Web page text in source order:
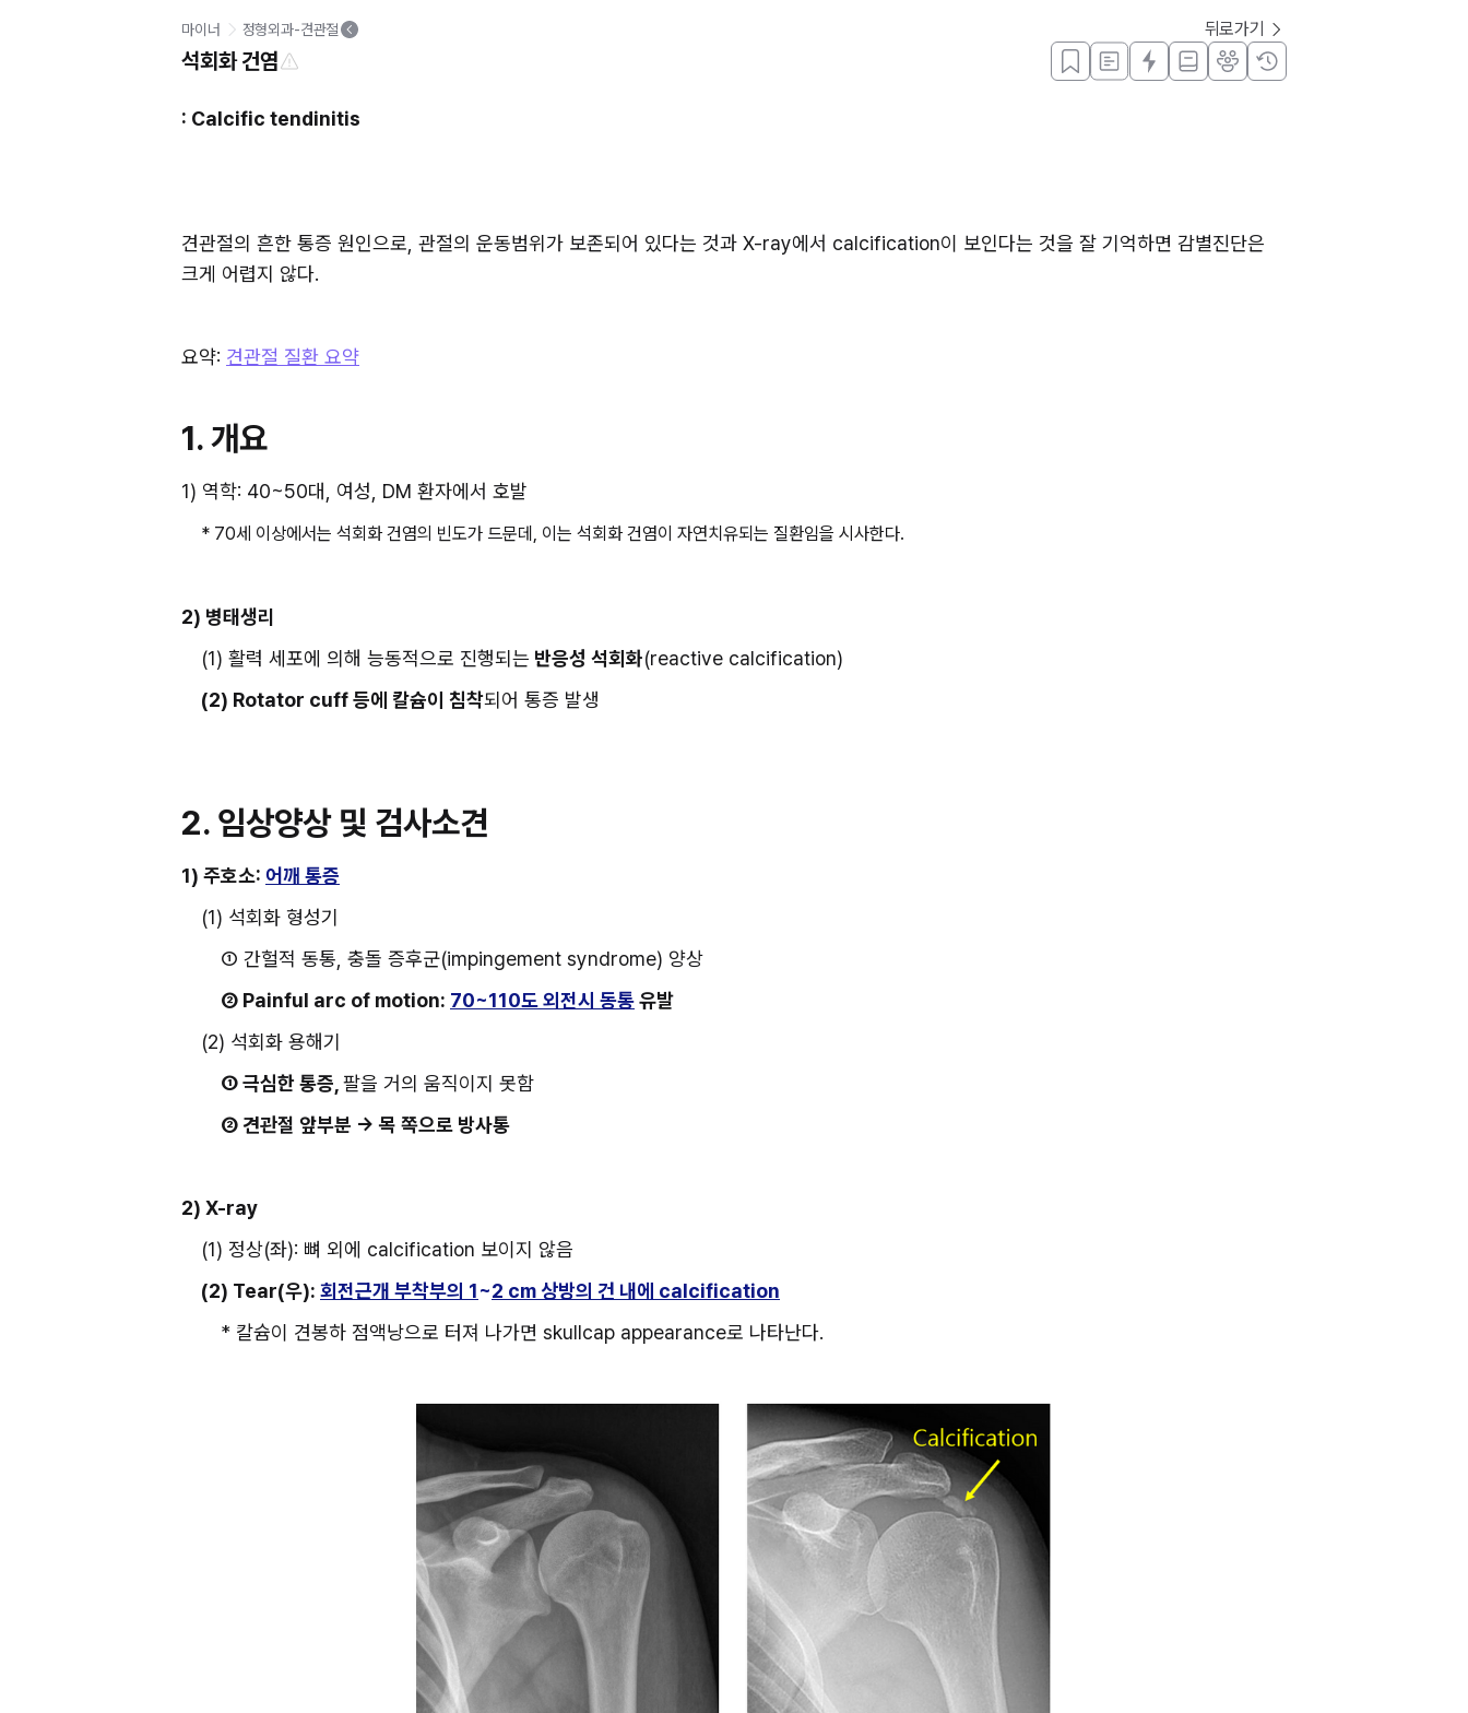
마이너 정형외과-견관절 뒤로가기
석회화 건염
: Calcific tendinitis
견관절의 흔한 통증 원인으로, 관절의 운동범위가 보존되어 있다는 것과 X-ray에서 calcification이 보인다는 것을 잘 기억하면 감별진단은
크게 어렵지 않다.
요약: 견관절 질환 요약
1. 개요
1) 역학: 40~50대, 여성, DM 환자에서 호발
* 70세 이상에서는 석회화 건염의 빈도가 드문데, 이는 석회화 건염이 자연치유되는 질환임을 시사한다.
2) 병태생리
(1) 활력 세포에 의해 능동적으로 진행되는 반응성 석회화(reactive calcification)
(2) Rotator cuff 등에 칼슘이 침착되어 통증 발생
2. 임상양상 및 검사소견
1) 주호소: 어깨 통증
(1) 석회화 형성기
① 간헐적 동통, 충돌 증후군(impingement syndrome) 양상
② Painful arc of motion: 70~110도 외전시 동통 유발
(2) 석회화 용해기
① 극심한 통증, 팔을 거의 움직이지 못함
② 견관절 앞부분 → 목 쪽으로 방사통
2) X-ray
(1) 정상(좌): 뼈 외에 calcification 보이지 않음
(2) Tear(우): 회전근개 부착부의 1~2 cm 상방의 건 내에 calcification
* 칼슘이 견봉하 점액낭으로 터져 나가면 skullcap appearance로 나타난다.